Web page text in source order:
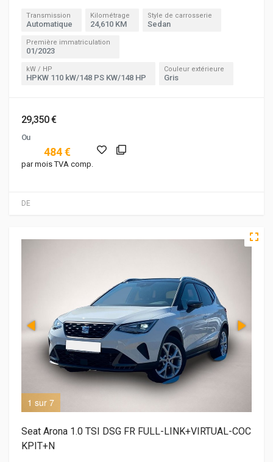
DE
Transmission
Automatique
Kilométrage
24,610 KM
Style de carrosserie
Sedan
Première immatriculation
01/2023
kW / HP
HPKW 110 kW/148 PS KW/148 HP
Couleur extérieure
Gris
29,350 €
Ou
484 €
par mois TVA comp.
1 sur 7
Seat Arona 1.0 TSI DSG FR FULL-LINK+VIRTUAL-COC
KPIT+N